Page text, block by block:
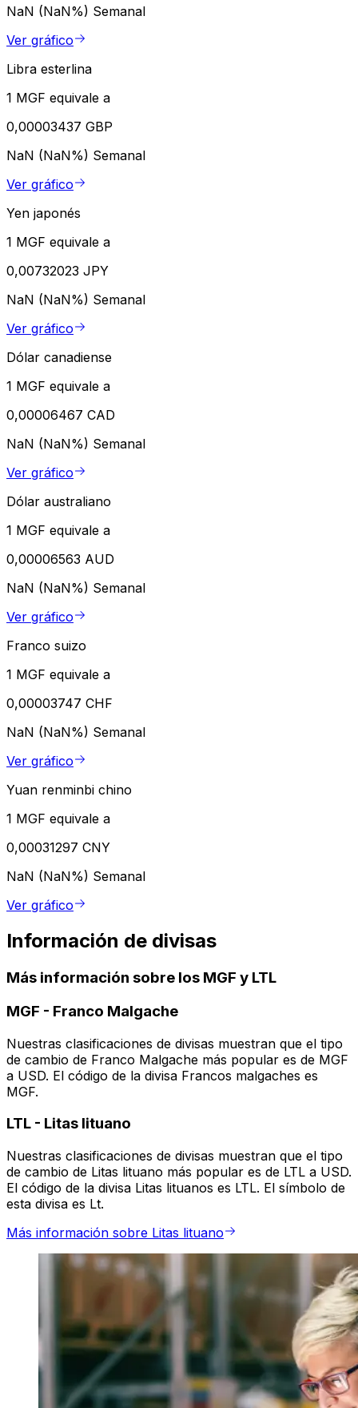
NaN (NaN%) Semanal
Ver gráfico
Libra esterlina
1 MGF equivale a
0,00003437 GBP
NaN (NaN%) Semanal
Ver gráfico
Yen japonés
1 MGF equivale a
0,00732023 JPY
NaN (NaN%) Semanal
Ver gráfico
Dólar canadiense
1 MGF equivale a
0,00006467 CAD
NaN (NaN%) Semanal
Ver gráfico
Dólar australiano
1 MGF equivale a
0,00006563 AUD
NaN (NaN%) Semanal
Ver gráfico
Franco suizo
1 MGF equivale a
0,00003747 CHF
NaN (NaN%) Semanal
Ver gráfico
Yuan renminbi chino
1 MGF equivale a
0,00031297 CNY
NaN (NaN%) Semanal
Ver gráfico
Información de divisas
Más información sobre los MGF y LTL
MGF - Franco Malgache
Nuestras clasificaciones de divisas muestran que el tipo
de cambio de Franco Malgache más popular es de MGF
a USD. El código de la divisa Francos malgaches es
MGF.
LTL - Litas lituano
Nuestras clasificaciones de divisas muestran que el tipo
de cambio de Litas lituano más popular es de LTL a USD.
El código de la divisa Litas lituanos es LTL. El símbolo de
esta divisa es Lt.
Más información sobre Litas lituano